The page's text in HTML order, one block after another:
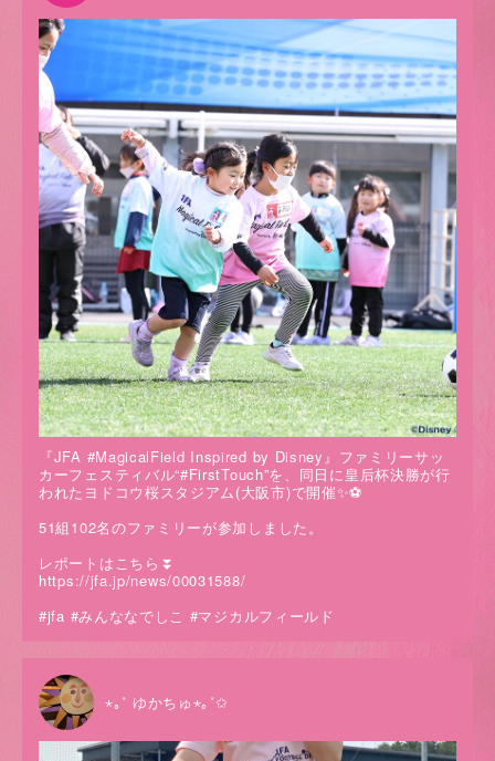
『JFA #MagicalField Inspired by Disney』ファミリーサッ
カーフェスティバル“#FirstTouch”を、同日に皇后杯決勝が行
われたヨドコウ桜スタジアム(大阪市)で開催✨⚽️
51組102名のファミリーが参加しました。
レポートはこちら⏬
https://jfa.jp/news/00031588/
#jfa #みんななでしこ #マジカルフィールド
⋆｡˚ ゆかちゅ⋆｡˚✩